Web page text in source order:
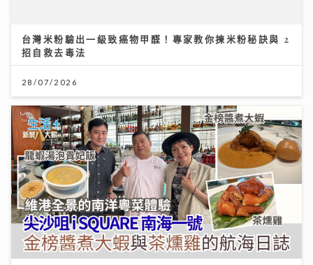
台灣米粉驗出一級致癌物甲醛！專家教你揀米粉秘訣與 2
招自救去毒法
28/07/2026